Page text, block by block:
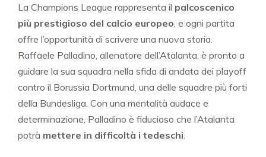
La Champions League rappresenta il palcoscenico
più prestigioso del calcio europeo , e ogni partita
offre l’opportunità di scrivere una nuova storia.
Raffaele Palladino, allenatore dell’Atalanta, è pronto a
guidare la sua squadra nella sfida di andata dei playoff
contro il Borussia Dortmund, una delle squadre più forti
della Bundesliga. Con una mentalità audace e
determinazione, Palladino è fiducioso che l’Atalanta
potrà mettere in difficoltà i tedeschi